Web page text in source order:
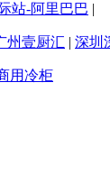
站-阿里巴巴 |
州壹厨汇 | 深圳
用冷柜